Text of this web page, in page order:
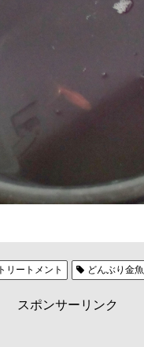
トリートメント どんぶり金魚
スポンサーリンク